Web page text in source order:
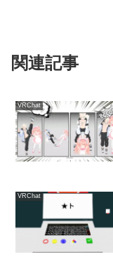
関連記事
VRChat
VRChat